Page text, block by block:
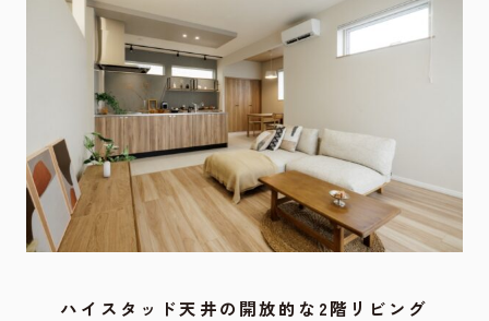
ハイスタッド天井の開放的な2階リビング